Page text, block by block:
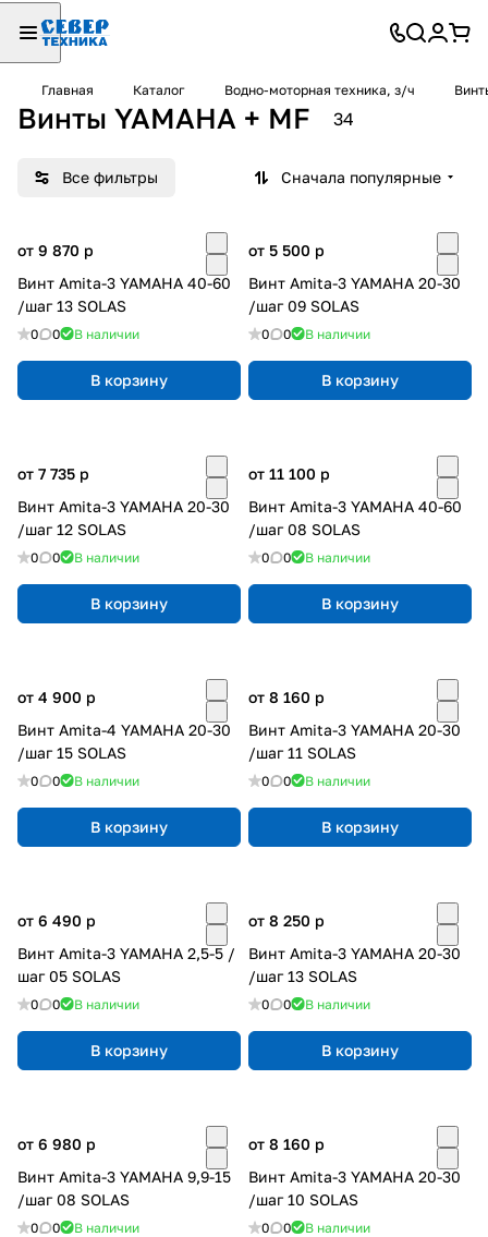
Главная Каталог Водно-моторная техника, з/ч
Винты YAMAHA + MF 34
Все фильтры Сначала популярные
от 9 870 p
Винт Amita-3 YAMAHA 40-60
/шаг 13 SOLAS
0 0 В наличии
В корзину
от 5 500 p
Винт Amita-3 YAMAHA 20-30
/шаг 09 SOLAS
0 0 В наличии
В корзину
от 7 735 p
Винт Amita-3 YAMAHA 20-30
/шаг 12 SOLAS
0 0 В наличии
В корзину
от 11 100 p
Винт Amita-3 YAMAHA 40-60
/шаг 08 SOLAS
0 0 В наличии
В корзину
от 4 900 p
Винт Amita-4 YAMAHA 20-30
/шаг 15 SOLAS
0 0 В наличии
В корзину
от 8 160 p
Винт Amita-3 YAMAHA 20-30
/шаг 11 SOLAS
0 0 В наличии
В корзину
от 6 490 p
Винт Amita-3 YAMAHA 2,5-5 /
шаг 05 SOLAS
0 0 В наличии
В корзину
от 8 250 p
Винт Amita-3 YAMAHA 20-30
/шаг 13 SOLAS
0 0 В наличии
В корзину
от 6 980 p
Винт Amita-3 YAMAHA 9,9-15
/шаг 08 SOLAS
0 0 В наличии
от 8 160 p
Винт Amita-3 YAMAHA 20-30
/шаг 10 SOLAS
0 0 В наличии